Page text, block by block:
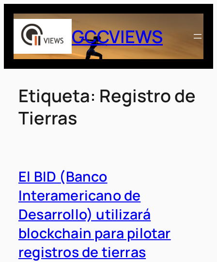
Saltar
contenido
GCCVIEWS
Etiqueta: Registro de
Tierras
El BID (Banco
Interamericano de
Desarrollo) utilizará
blockchain para pilotar
registros de tierras